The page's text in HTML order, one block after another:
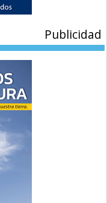
Publicidad